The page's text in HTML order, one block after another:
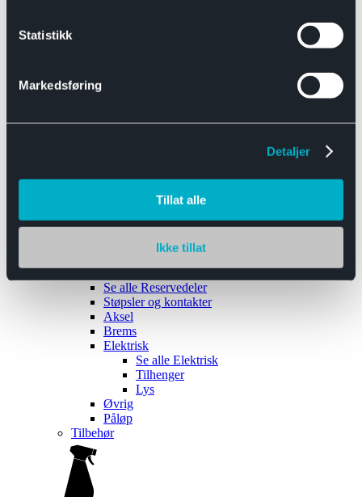
Statistikk
Markedsføring
Detaljer
Tillat alle
Ikke tillat
Båthengere
Reservedeler
Se alle Reservedeler
Støpsler og kontakter
Aksel
Brems
Elektrisk
Se alle Elektrisk
Tilhenger
Lys
Øvrig
Påløp
Tilbehør